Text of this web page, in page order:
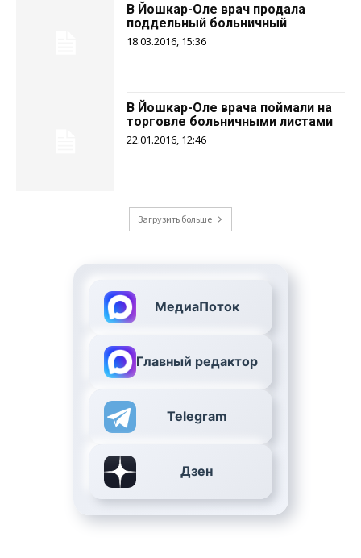
В Йошкар-Оле врач продала
поддельный больничный
18.03.2016, 15:36
В Йошкар-Оле врача поймали на
торговле больничными листами
22.01.2016, 12:46
Загрузить больше
МедиаПоток
Главный редактор
Telegram
Дзен